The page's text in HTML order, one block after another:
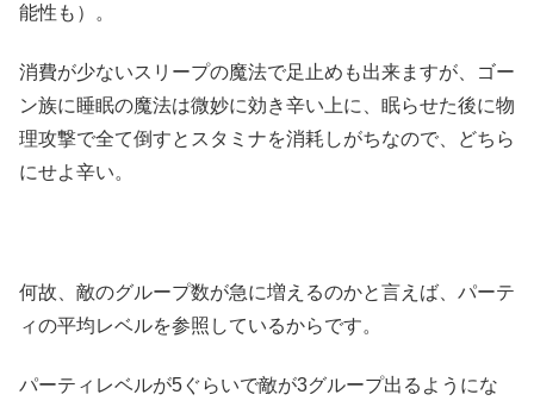
能性も）。
消費が少ないスリープの魔法で足止めも出来ますが、ゴー
ン族に睡眠の魔法は微妙に効き辛い上に、眠らせた後に物
理攻撃で全て倒すとスタミナを消耗しがちなので、どちら
にせよ辛い。
何故、敵のグループ数が急に増えるのかと言えば、パーテ
ィの平均レベルを参照しているからです。
パーティレベルが5ぐらいで敵が3グループ出るようにな